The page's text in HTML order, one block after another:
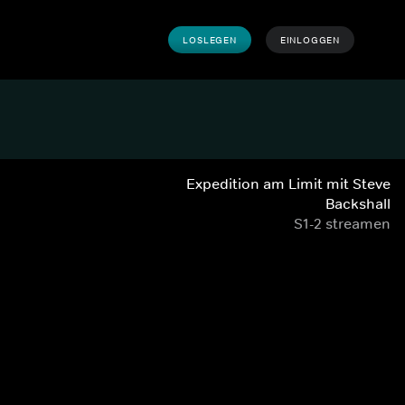
LOSLEGEN EINLOGGEN
Expedition am Limit mit Steve
Backshall
S1-2 streamen